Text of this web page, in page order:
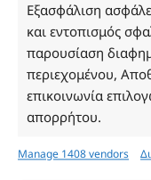
Εξασφάλιση
και εντοπισμός
παρουσίαση
περιεχομένου,
επικοινωνία
απορρήτου.
Manage 1408 vendors
Ωράριο
Δευτέρα: 08:30–16:30
Τρίτη: 08:30–16:30
Τετάρτη: 08:30–16:30
Πέμπτη: 08:30–16:30
Σάββατο - Κυριακή: